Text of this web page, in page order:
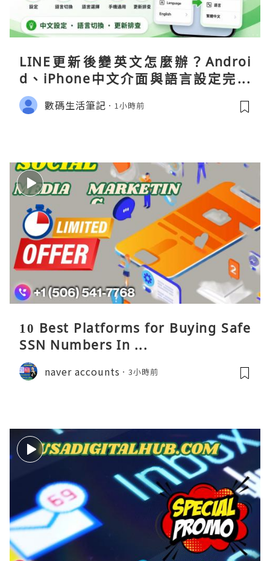
LINE更新後變英文怎麼辦？Androi
d、iPhone中文介面與語言設定完整
指南
數碼生活筆記 1小時前
10 Best Platforms for Buying Safe
SSN Numbers In ...
naver accounts 3小時前